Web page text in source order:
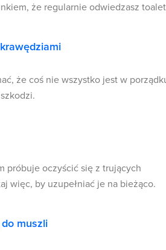
że regularnie odwiedzasz
że coś nie wszystko jest w
próbuje oczyścić się z trujących
więc, by uzupełniać je na bieżąco.
muszli